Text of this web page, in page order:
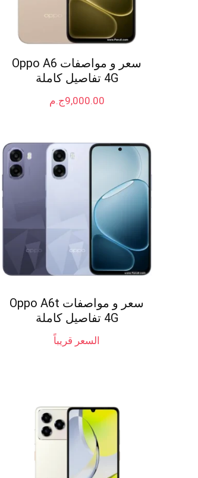
سعر و مواصفات Oppo A6
4G تفاصيل كاملة
ج.م9,000.00
سعر و مواصفات Oppo A6t
4G تفاصيل كاملة
السعر قريباً